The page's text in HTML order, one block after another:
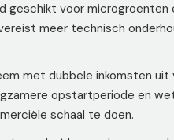
geschikt voor microgroenten
meer technisch
met dubbele inkomsten uit
opstartperiode en
schaal te doen.